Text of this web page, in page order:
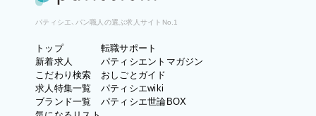
パティシエ、パン職人の選ぶ求人サイトNo.1
トップ
新着求人
こだわり検索
求人特集一覧
ブランド一覧
転職サポート
パティシエントマガジン
おしごとガイド
パティシエwiki
パティシエ世論BOX